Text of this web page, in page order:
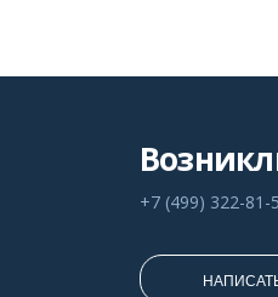
+7 (499) 322-81-